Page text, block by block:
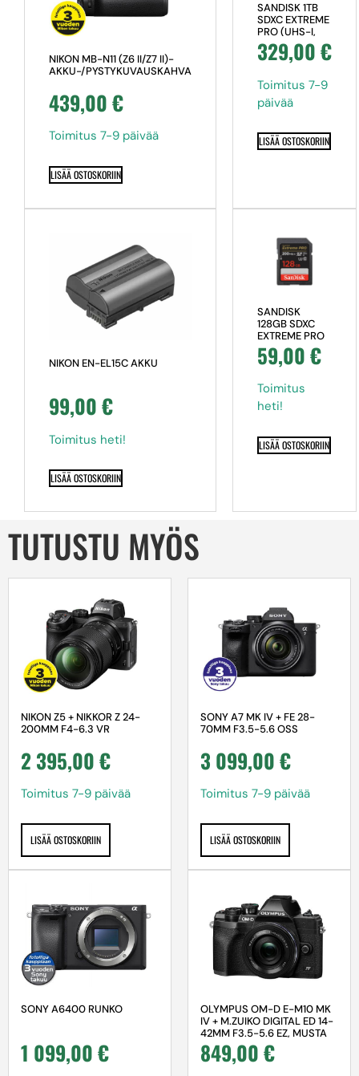
NIKON MB-N11 (Z6 II/Z7 II)-
AKKU-/PYSTYKUVAUSKAHVA
439,00€
Toimitus 7-9 päivää
LISÄÄ OSTOSKORIIN
SANDISK 1TB
SDXC EXTREME
PRO (UHS-I,
200 MB/S, (U3
& V30), CLASS
329,00€
Toimitus 7-9
päivää
LISÄÄ OSTOSKORIIN
NIKON EN-EL15C AKKU
99,00€
Toimitus heti!
LISÄÄ OSTOSKORIIN
SANDISK
128GB SDXC
EXTREME PRO
(UHS-I, 200
MB/S, (U3 &
V30), CLASS
10)
59,00€
Toimitus
heti!
LISÄÄ OSTOSKORIIN
TUTUSTU MYÖS
NIKON Z5 + NIKKOR Z 24-
200MM F4-6.3 VR
2 395,00€
Toimitus 7-9 päivää
LISÄÄ OSTOSKORIIN
SONY A7 MK IV + FE 28-
70MM F3.5-5.6 OSS
3 099,00€
Toimitus 7-9 päivää
LISÄÄ OSTOSKORIIN
SONY A6400 RUNKO
1 099,00€
OLYMPUS OM-D E-M10 MK
IV + M.ZUIKO DIGITAL ED 14-
42MM F3.5-5.6 EZ, MUSTA
849,00€